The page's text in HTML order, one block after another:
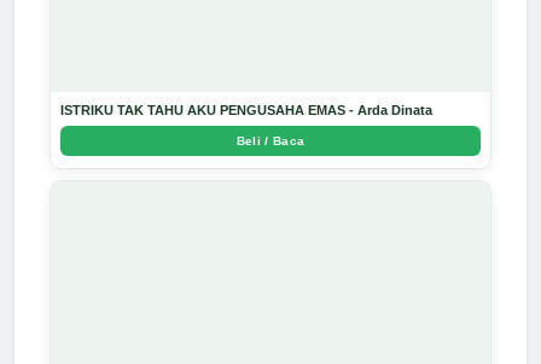
ISTRIKU TAK TAHU AKU PENGUSAHA EMAS - Arda Dinata
Beli / Baca